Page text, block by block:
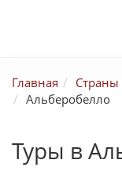
Главная Страны
Альберобелло
Туры в